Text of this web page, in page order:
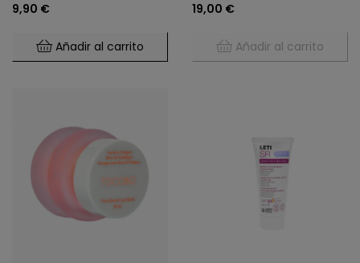
9,90 €
Añadir al carrito
19,00 €
Añadir al carrito